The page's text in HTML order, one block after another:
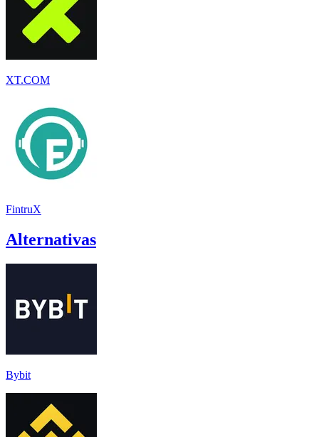
XT.COM
FintruX
Alternativas
Bybit